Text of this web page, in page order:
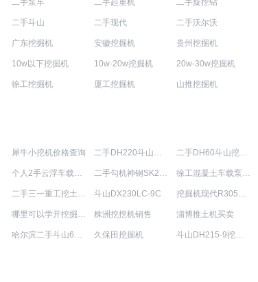
二手泵车 二手起重机 二手旋挖钻
二手斗山 二手现代 二手沃尔沃
广东挖掘机 安徽挖掘机 贵州挖掘机
10w以下挖掘机 10w-20w挖掘机 20w-30w挖掘机
徐工挖掘机 厦工挖掘机 山推挖掘机
犀牛小挖机价格查询 二手DH220斗山勾机报价 二手DH60斗山挖土机价格查询
个人2手云浮车载泵信息 二手勾机神钢SK200-6E多少钱转让 徐工混凝土车载泵厂商
二手三一重工挖土机SY55C能卖多少钱 斗山DX230LC-9C 挖掘机现代R305LC-7最近报价
哪里可以学开挖掘机报价表 株洲挖挖机销售 淄博推土机买卖
哈尔滨二手斗山60挖掘机 久保田挖掘机 斗山DH215-9挖机一般多少钱